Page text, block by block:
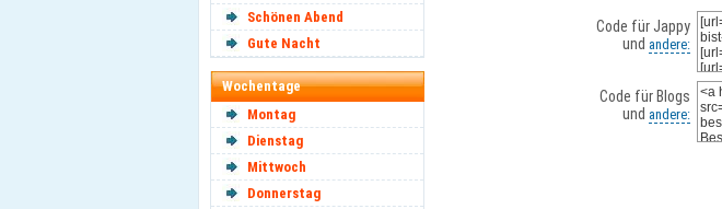
Schönen Abend
Gute Nacht
Wochentage
Montag
Dienstag
Mittwoch
Donnerstag
Code für Jappy
und andere:
Code für Blogs
und andere: